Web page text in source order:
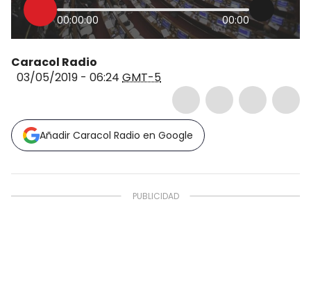
00:00:00 00:00
Caracol Radio
03/05/2019 - 06:24 GMT-5
Añadir Caracol Radio en Google